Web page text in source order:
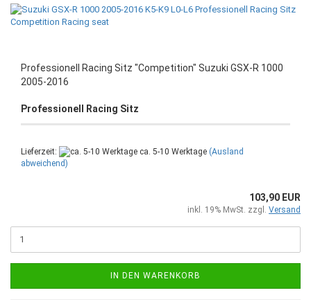
Professionell Racing Sitz "Competition" Suzuki GSX-R 1000
2005-2016
Professionell Racing Sitz
Lieferzeit: ca. 5-10 Werktage (Ausland
abweichend)
103,90 EUR
inkl. 19% MwSt. zzgl. Versand
IN DEN WARENKORB